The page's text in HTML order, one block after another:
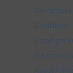
Corrections
Contribute
Copyright
Advertising
About